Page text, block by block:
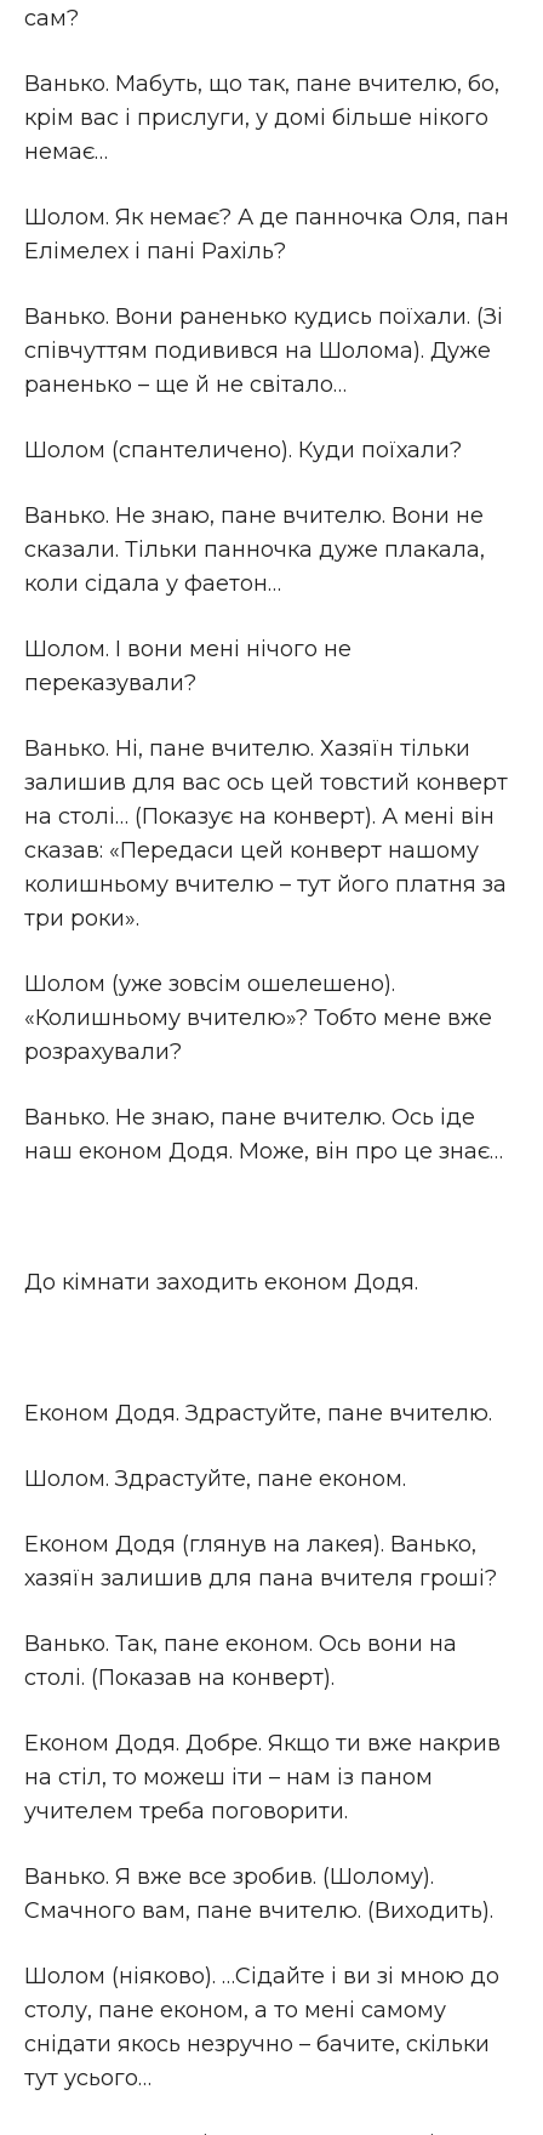
сам?
Ванько. Мабуть, що так, пане вчителю, бо,
крім вас і прислуги, у домі більше нікого
немає…
Шолом. Як немає? А де панночка Оля, пан
Елімелех і пані Рахіль?
Ванько. Вони раненько кудись поїхали. (Зі
співчуттям подивився на Шолома). Дуже
раненько – ще й не світало…
Шолом (спантеличено). Куди поїхали?
Ванько. Не знаю, пане вчителю. Вони не
сказали. Тільки панночка дуже плакала,
коли сідала у фаетон…
Шолом. І вони мені нічого не
переказували?
Ванько. Ні, пане вчителю. Хазяїн тільки
залишив для вас ось цей товстий конверт
на столі… (Показує на конверт). А мені він
сказав: «Передаси цей конверт нашому
колишньому вчителю – тут його платня за
три роки».
Шолом (уже зовсім ошелешено).
«Колишньому вчителю»? Тобто мене вже
розрахували?
Ванько. Не знаю, пане вчителю. Ось іде
наш економ Додя. Може, він про це знає…
До кімнати заходить економ Додя.
Економ Додя. Здрастуйте, пане вчителю.
Шолом. Здрастуйте, пане економ.
Економ Додя (глянув на лакея). Ванько,
хазяїн залишив для пана вчителя гроші?
Ванько. Так, пане економ. Ось вони на
столі. (Показав на конверт).
Економ Додя. Добре. Якщо ти вже накрив
на стіл, то можеш іти – нам із паном
учителем треба поговорити.
Ванько. Я вже все зробив. (Шолому).
Смачного вам, пане вчителю. (Виходить).
Шолом (ніяково). …Сідайте і ви зі мною до
столу, пане економ, а то мені самому
снідати якось незручно – бачите, скільки
тут усього…